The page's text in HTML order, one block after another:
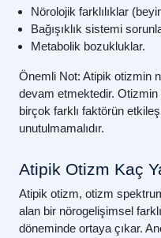
Nörolojik farklılıklar
Bağışıklık sistemi
Metabolik bozukluklar.
Önemli Not: Atipik otizmin
devam etmektedir.
birçok farklı faktörün
unutulmamalıdır.
Atipik Otizm Kaç
Atipik otizm, otizm
alan bir nörogelişimsel
döneminde ortaya çıkar.